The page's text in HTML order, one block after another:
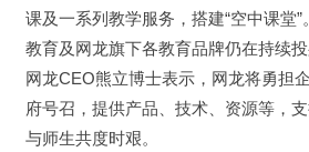
课及一系列教学服务，搭建“空中课堂
教育及网龙旗下各教育品牌仍在持续投
网龙CEO熊立博士表示，网龙将勇担
府号召，提供产品、技术、资源等，支
与师生共度时艰。